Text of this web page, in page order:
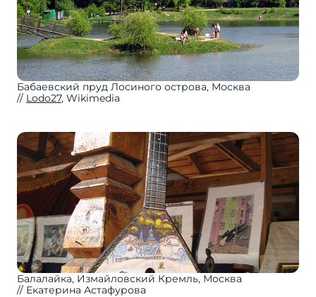
Бабаевский пруд Лосиного острова, Москва
Lodo27, Wikimedia
Балалайка, Измайловский Кремль, Москва
Екатерина Астафурова